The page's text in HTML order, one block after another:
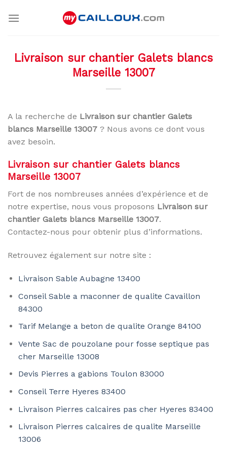
Livraison sur chantier Galets blancs
Marseille 13007
A la recherche de Livraison sur chantier Galets
blancs Marseille 13007 ? Nous avons ce dont vous
avez besoin.
Livraison sur chantier Galets blancs
Marseille 13007
Fort de nos nombreuses années d’expérience et de
notre expertise, nous vous proposons Livraison sur
chantier Galets blancs Marseille 13007.
Contactez-nous pour obtenir plus d’informations.
Retrouvez également sur notre site :
Livraison Sable Aubagne 13400
Conseil Sable a maconner de qualite Cavaillon
84300
Tarif Melange a beton de qualite Orange 84100
Vente Sac de pouzolane pour fosse septique pas
cher Marseille 13008
Devis Pierres a gabions Toulon 83000
Conseil Terre Hyeres 83400
Livraison Pierres calcaires pas cher Hyeres 83400
Livraison Pierres calcaires de qualite Marseille
13006